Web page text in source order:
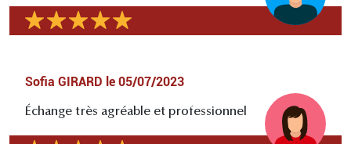
Sofia GIRARD le 05/07/2023
Échange très agréable et professionnel